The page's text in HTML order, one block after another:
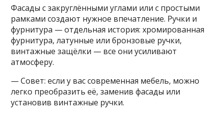
Фасады с закруглёнными углами или с простыми
рамками создают нужное впечатление. Ручки и
фурнитура — отдельная история: хромированная
фурнитура, латунные или бронзовые ручки,
винтажные защёлки — все они усиливают
атмосферу.
— Совет: если у вас современная мебель, можно
легко преобразить её, заменив фасады или
установив винтажные ручки.